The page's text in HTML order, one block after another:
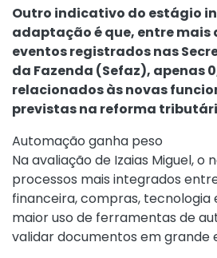
Outro indicativo do estágio
adaptação é que, entre mais
eventos registrados nas
da Fazenda (Sefaz), apenas
relacionados às novas
previstas na reforma
Automação ganha peso
Na avaliação de Izaias Miguel, o
processos mais integrados
financeira, compras, tecnologia
maior uso de ferramentas de
validar documentos em grande